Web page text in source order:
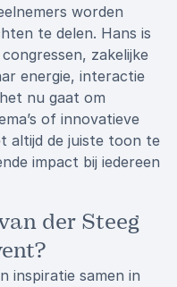
worden
te delen. Hans is
zakelijke
energie, interactie
nu gaat om
of innovatieve
altijd de juiste toon te
impact bij iedereen
der Steeg
inspiratie samen in